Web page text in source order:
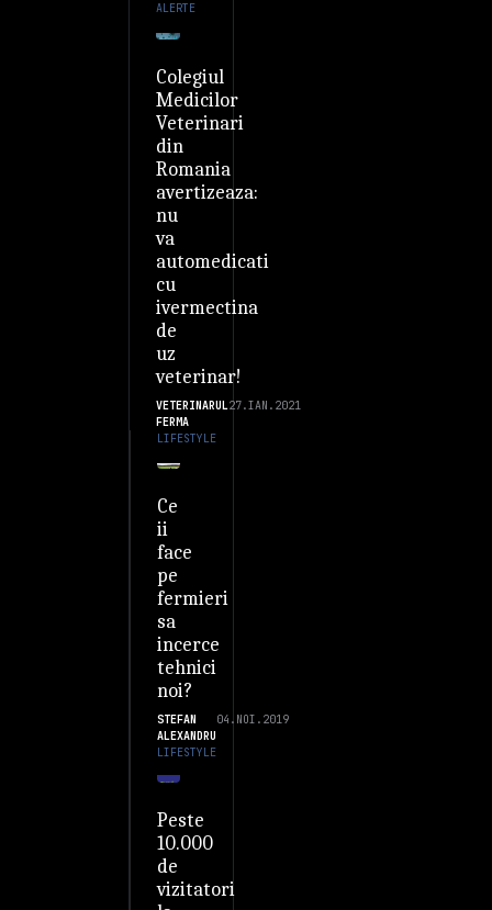
ALERTE
Colegiul
Medicilor
Veterinari
din
Romania
avertizeaza:
nu
va
automedicati
cu
ivermectina
de
uz
veterinar!
VETERINARUL
FERMA
27.IAN.2021
LIFESTYLE
Ce
ii
face
pe
fermieri
sa
incerce
tehnici
noi?
STEFAN
ALEXANDRU
04.NOI.2019
LIFESTYLE
Peste
10.000
de
vizitatori